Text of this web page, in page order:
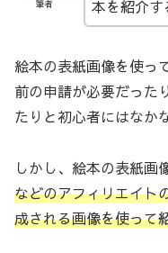
筆者
本を紹介す
絵本の表紙画像を使っ
前の申請が必要だった
たりと初心者にはなか
しかし、絵本の表紙画
などのアフィリエイト
成される画像を使って